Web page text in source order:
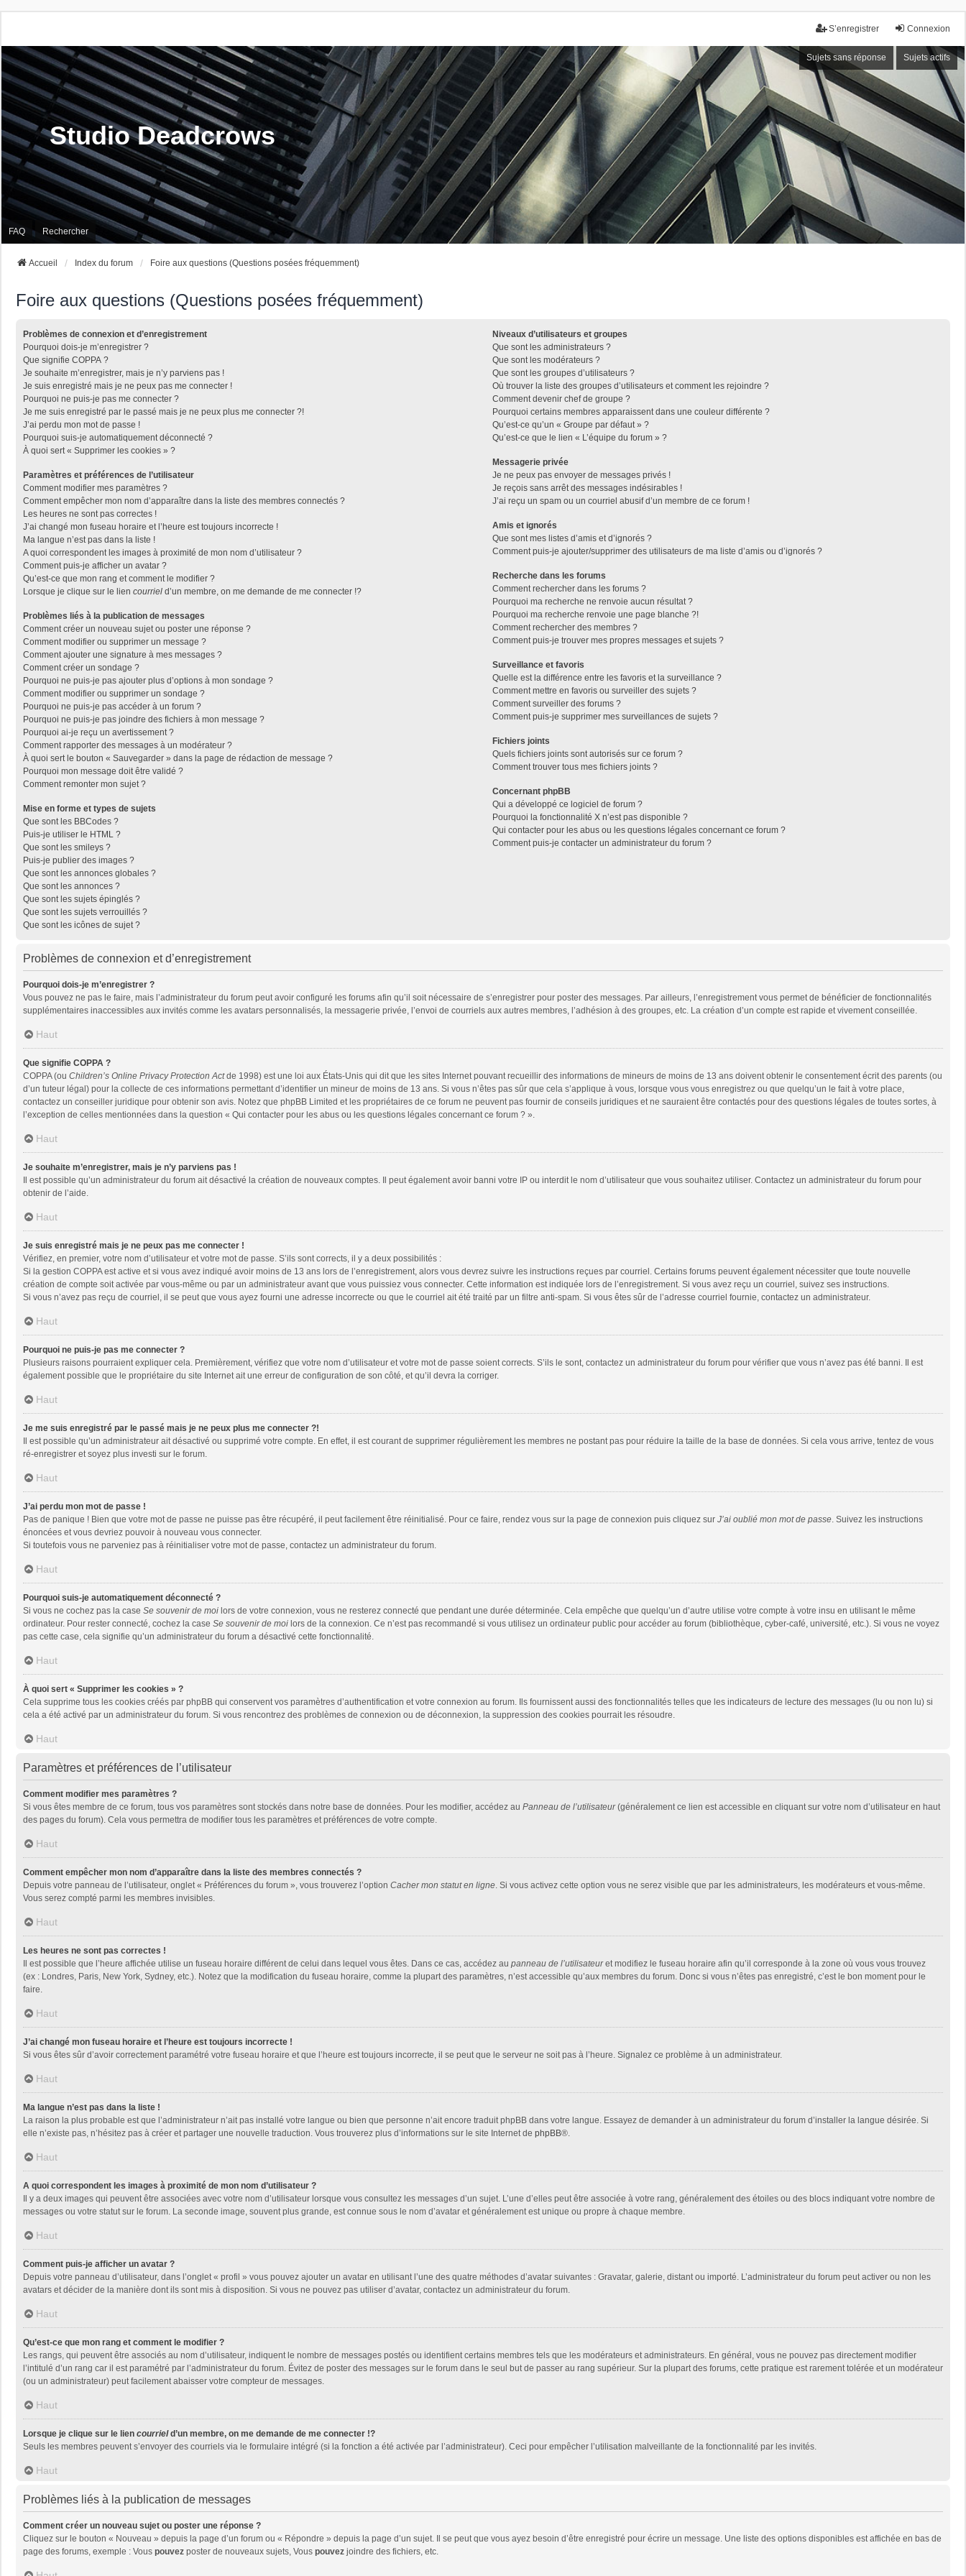
Connexion
S’enregistrer
Sujets sans réponse Sujets actifs
Studio Deadcrows
FAQ Rechercher
Accueil Index du forum Foire aux questions (Questions posées fréquemment)
Foire aux questions (Questions posées fréquemment)
Problèmes de connexion et d’enregistrement
Pourquoi dois-je m’enregistrer ?
Que signifie COPPA ?
Je souhaite m’enregistrer, mais je n’y parviens pas !
Je suis enregistré mais je ne peux pas me connecter !
Pourquoi ne puis-je pas me connecter ?
Je me suis enregistré par le passé mais je ne peux plus me connecter ?!
J’ai perdu mon mot de passe !
Pourquoi suis-je automatiquement déconnecté ?
À quoi sert « Supprimer les cookies » ?
Paramètres et préférences de l’utilisateur
Comment modifier mes paramètres ?
Comment empêcher mon nom d’apparaître dans la liste des membres connectés ?
Les heures ne sont pas correctes !
J’ai changé mon fuseau horaire et l’heure est toujours incorrecte !
Ma langue n’est pas dans la liste !
A quoi correspondent les images à proximité de mon nom d’utilisateur ?
Comment puis-je afficher un avatar ?
Qu’est-ce que mon rang et comment le modifier ?
Lorsque je clique sur le lien courriel d’un membre, on me demande de me connecter !?
Problèmes liés à la publication de messages
Comment créer un nouveau sujet ou poster une réponse ?
Comment modifier ou supprimer un message ?
Comment ajouter une signature à mes messages ?
Comment créer un sondage ?
Pourquoi ne puis-je pas ajouter plus d’options à mon sondage ?
Comment modifier ou supprimer un sondage ?
Pourquoi ne puis-je pas accéder à un forum ?
Pourquoi ne puis-je pas joindre des fichiers à mon message ?
Pourquoi ai-je reçu un avertissement ?
Comment rapporter des messages à un modérateur ?
À quoi sert le bouton « Sauvegarder » dans la page de rédaction de message ?
Pourquoi mon message doit être validé ?
Comment remonter mon sujet ?
Mise en forme et types de sujets
Que sont les BBCodes ?
Puis-je utiliser le HTML ?
Que sont les smileys ?
Puis-je publier des images ?
Que sont les annonces globales ?
Que sont les annonces ?
Que sont les sujets épinglés ?
Que sont les sujets verrouillés ?
Que sont les icônes de sujet ?
Niveaux d’utilisateurs et groupes
Que sont les administrateurs ?
Que sont les modérateurs ?
Que sont les groupes d’utilisateurs ?
Où trouver la liste des groupes d’utilisateurs et comment les rejoindre ?
Comment devenir chef de groupe ?
Pourquoi certains membres apparaissent dans une couleur différente ?
Qu’est-ce qu’un « Groupe par défaut » ?
Qu’est-ce que le lien « L’équipe du forum » ?
Messagerie privée
Je ne peux pas envoyer de messages privés !
Je reçois sans arrêt des messages indésirables !
J’ai reçu un spam ou un courriel abusif d’un membre de ce forum !
Amis et ignorés
Que sont mes listes d’amis et d’ignorés ?
Comment puis-je ajouter/supprimer des utilisateurs de ma liste d’amis ou d’ignorés ?
Recherche dans les forums
Comment rechercher dans les forums ?
Pourquoi ma recherche ne renvoie aucun résultat ?
Pourquoi ma recherche renvoie une page blanche ?!
Comment rechercher des membres ?
Comment puis-je trouver mes propres messages et sujets ?
Surveillance et favoris
Quelle est la différence entre les favoris et la surveillance ?
Comment mettre en favoris ou surveiller des sujets ?
Comment surveiller des forums ?
Comment puis-je supprimer mes surveillances de sujets ?
Fichiers joints
Quels fichiers joints sont autorisés sur ce forum ?
Comment trouver tous mes fichiers joints ?
Concernant phpBB
Qui a développé ce logiciel de forum ?
Pourquoi la fonctionnalité X n’est pas disponible ?
Qui contacter pour les abus ou les questions légales concernant ce forum ?
Comment puis-je contacter un administrateur du forum ?
Problèmes de connexion et d’enregistrement
Pourquoi dois-je m’enregistrer ?
Vous pouvez ne pas le faire, mais l’administrateur du forum peut avoir configuré les forums afin qu’il soit nécessaire de s’enregistrer pour poster des messages. Par ailleurs, l’enregistrement vous permet de bénéficier de fonctionnalités
supplémentaires inaccessibles aux invités comme les avatars personnalisés, la messagerie privée, l’envoi de courriels aux autres membres, l’adhésion à des groupes, etc. La création d’un compte est rapide et vivement conseillée.
Haut
Que signifie COPPA ?
COPPA (ou Children’s Online Privacy Protection Actde 1998) est une loi aux États-Unis qui dit que les sites Internet pouvant recueillir des informations de mineurs de moins de 13 ans doivent obtenir le consentement écrit des parents (ou
d’un tuteur légal) pour la collecte de ces informations permettant d’identifier un mineur de moins de 13 ans. Si vous n’êtes pas sûr que cela s’applique à vous, lorsque vous vous enregistrez ou que quelqu’un le fait à votre place,
contactez un conseiller juridique pour obtenir son avis. Notez que phpBB Limited et les propriétaires de ce forum ne peuvent pas fournir de conseils juridiques et ne sauraient être contactés pour des questions légales de toutes sortes, à
l’exception de celles mentionnées dans la question « Qui contacter pour les abus ou les questions légales concernant ce forum ? ».
Haut
Je souhaite m’enregistrer, mais je n’y parviens pas !
Il est possible qu’un administrateur du forum ait désactivé la création de nouveaux comptes. Il peut également avoir banni votre IP ou interdit le nom d’utilisateur que vous souhaitez utiliser. Contactez un administrateur du forum pour
obtenir de l’aide.
Haut
Je suis enregistré mais je ne peux pas me connecter !
Vérifiez, en premier, votre nom d’utilisateur et votre mot de passe. S’ils sont corrects, il y a deux possibilités :
Si la gestion COPPA est active et si vous avez indiqué avoir moins de 13 ans lors de l’enregistrement, alors vous devrez suivre les instructions reçues par courriel. Certains forums peuvent également nécessiter que toute nouvelle
création de compte soit activée par vous-même ou par un administrateur avant que vous puissiez vous connecter. Cette information est indiquée lors de l’enregistrement. Si vous avez reçu un courriel, suivez ses instructions.
Si vous n’avez pas reçu de courriel, il se peut que vous ayez fourni une adresse incorrecte ou que le courriel ait été traité par un filtre anti-spam. Si vous êtes sûr de l’adresse courriel fournie, contactez un administrateur.
Haut
Pourquoi ne puis-je pas me connecter ?
Plusieurs raisons pourraient expliquer cela. Premièrement, vérifiez que votre nom d’utilisateur et votre mot de passe soient corrects. S’ils le sont, contactez un administrateur du forum pour vérifier que vous n’avez pas été banni. Il est
également possible que le propriétaire du site Internet ait une erreur de configuration de son côté, et qu’il devra la corriger.
Haut
Je me suis enregistré par le passé mais je ne peux plus me connecter ?!
Il est possible qu’un administrateur ait désactivé ou supprimé votre compte. En effet, il est courant de supprimer régulièrement les membres ne postant pas pour réduire la taille de la base de données. Si cela vous arrive, tentez de vous
ré-enregistrer et soyez plus investi sur le forum.
Haut
J’ai perdu mon mot de passe !
Pas de panique ! Bien que votre mot de passe ne puisse pas être récupéré, il peut facilement être réinitialisé. Pour ce faire, rendez vous sur la page de connexion puis cliquez sur J’ai oublié mon mot de passe. Suivez les instructions
énoncées et vous devriez pouvoir à nouveau vous connecter.
Si toutefois vous ne parveniez pas à réinitialiser votre mot de passe, contactez un administrateur du forum.
Haut
Pourquoi suis-je automatiquement déconnecté ?
Si vous ne cochez pas la case Se souvenir de moi lors de votre connexion, vous ne resterez connecté que pendant une durée déterminée. Cela empêche que quelqu’un d’autre utilise votre compte à votre insu en utilisant le même
ordinateur. Pour rester connecté, cochez la case Se souvenir de moi lors de la connexion. Ce n’est pas recommandé si vous utilisez un ordinateur public pour accéder au forum (bibliothèque, cyber-café, université, etc.). Si vous ne voyez
pas cette case, cela signifie qu’un administrateur du forum a désactivé cette fonctionnalité.
Haut
À quoi sert « Supprimer les cookies » ?
Cela supprime tous les cookies créés par phpBB qui conservent vos paramètres d’authentification et votre connexion au forum. Ils fournissent aussi des fonctionnalités telles que les indicateurs de lecture des messages (lu ou non lu) si
cela a été activé par un administrateur du forum. Si vous rencontrez des problèmes de connexion ou de déconnexion, la suppression des cookies pourrait les résoudre.
Haut
Paramètres et préférences de l’utilisateur
Comment modifier mes paramètres ?
Si vous êtes membre de ce forum, tous vos paramètres sont stockés dans notre base de données. Pour les modifier, accédez au Panneau de l’utilisateur(généralement ce lien est accessible en cliquant sur votre nom d’utilisateur en haut
des pages du forum). Cela vous permettra de modifier tous les paramètres et préférences de votre compte.
Haut
Comment empêcher mon nom d’apparaître dans la liste des membres connectés ?
Depuis votre panneau de l’utilisateur, onglet « Préférences du forum », vous trouverez l’option Cacher mon statut en ligne. Si vous activez cette option vous ne serez visible que par les administrateurs, les modérateurs et vous-même.
Vous serez compté parmi les membres invisibles.
Haut
Les heures ne sont pas correctes !
Il est possible que l’heure affichée utilise un fuseau horaire différent de celui dans lequel vous êtes. Dans ce cas, accédez au panneau de l’utilisateuret modifiez le fuseau horaire afin qu’il corresponde à la zone où vous vous trouvez
(ex : Londres, Paris, New York, Sydney, etc.). Notez que la modification du fuseau horaire, comme la plupart des paramètres, n’est accessible qu’aux membres du forum. Donc si vous n’êtes pas enregistré, c’est le bon moment pour le
faire.
Haut
J’ai changé mon fuseau horaire et l’heure est toujours incorrecte !
Si vous êtes sûr d’avoir correctement paramétré votre fuseau horaire et que l’heure est toujours incorrecte, il se peut que le serveur ne soit pas à l’heure. Signalez ce problème à un administrateur.
Haut
Ma langue n’est pas dans la liste !
La raison la plus probable est que l’administrateur n’ait pas installé votre langue ou bien que personne n’ait encore traduit phpBB dans votre langue. Essayez de demander à un administrateur du forum d’installer la langue désirée. Si
elle n’existe pas, n’hésitez pas à créer et partager une nouvelle traduction. Vous trouverez plus d’informations sur le site Internet de phpBB®.
Haut
A quoi correspondent les images à proximité de mon nom d’utilisateur ?
Il y a deux images qui peuvent être associées avec votre nom d’utilisateur lorsque vous consultez les messages d’un sujet. L’une d’elles peut être associée à votre rang, généralement des étoiles ou des blocs indiquant votre nombre de
messages ou votre statut sur le forum. La seconde image, souvent plus grande, est connue sous le nom d’avatar et généralement est unique ou propre à chaque membre.
Haut
Comment puis-je afficher un avatar ?
Depuis votre panneau d’utilisateur, dans l’onglet « profil » vous pouvez ajouter un avatar en utilisant l’une des quatre méthodes d’avatar suivantes : Gravatar, galerie, distant ou importé. L’administrateur du forum peut activer ou non les
avatars et décider de la manière dont ils sont mis à disposition. Si vous ne pouvez pas utiliser d’avatar, contactez un administrateur du forum.
Haut
Qu’est-ce que mon rang et comment le modifier ?
Les rangs, qui peuvent être associés au nom d’utilisateur, indiquent le nombre de messages postés ou identifient certains membres tels que les modérateurs et administrateurs. En général, vous ne pouvez pas directement modifier
l’intitulé d’un rang car il est paramétré par l’administrateur du forum. Évitez de poster des messages sur le forum dans le seul but de passer au rang supérieur. Sur la plupart des forums, cette pratique est rarement tolérée et un modérateur
(ou un administrateur) peut facilement abaisser votre compteur de messages.
Haut
Lorsque je clique sur le lien courrield’un membre, on me demande de me connecter !?
Seuls les membres peuvent s’envoyer des courriels via le formulaire intégré (si la fonction a été activée par l’administrateur). Ceci pour empêcher l’utilisation malveillante de la fonctionnalité par les invités.
Haut
Problèmes liés à la publication de messages
Comment créer un nouveau sujet ou poster une réponse ?
Cliquez sur le bouton « Nouveau » depuis la page d’un forum ou « Répondre » depuis la page d’un sujet. Il se peut que vous ayez besoin d’être enregistré pour écrire un message. Une liste des options disponibles est affichée en bas de
page des forums, exemple : Vous pouvez poster de nouveaux sujets, Vous pouvez joindre des fichiers, etc.